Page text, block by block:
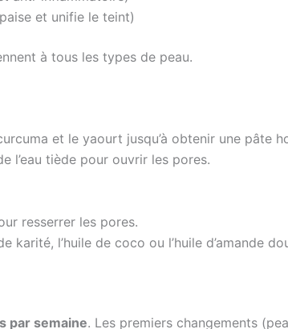
et unifie le teint)
à tous les types de peau.
et le yaourt jusqu’à obtenir une pâte
l’eau tiède pour ouvrir les pores.
resserrer les pores.
l’huile de coco ou l’huile d’amande
par semaine. Les premiers changements